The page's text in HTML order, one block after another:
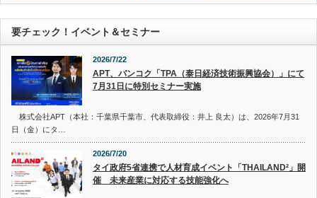
要チェック！イベント＆セミナー
2026/7/22
APT、バンコク「TPA（泰日経済技術振興協会）」にて
7月31日に特別セミナー実施
株式会社APT（本社：千葉県千葉市、代表取締役：井上 良太）は、2026年7月31
日（金）にタ…
2026/7/20
タイ政府5省連携で人材育成イベント「THAILAND²」開
催 未来産業に対応する技能強化へ